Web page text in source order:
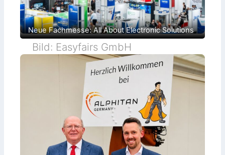
Neue Fachmesse: All About Electronic Solutions
Bild: Easyfairs GmbH